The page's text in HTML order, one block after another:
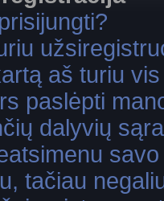
aš turiu
paslėpti
dalyvių
tačiau